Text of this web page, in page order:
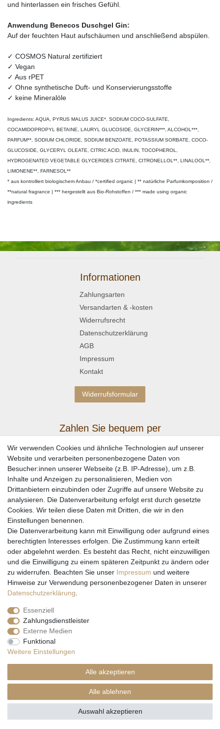
und hinterlassen ein frisches Gefühl.
Anwendung Benecos Duschgel Gin:
Auf der feuchten Haut aufschäumen und anschließend abspülen.
✓ COSMOS Natural zertifiziert
✓ Vegan
✓ Aus rPET
✓ Ohne synthetische Duft- und Konservierungsstoffe
✓ keine Mineralöle
Ingredients: AQUA, PYRUS MALUS JUICE*. SODIUM COCO-SULFATE,
COCAMIDOPROPYL BETAINE, LAURYL GLUCOSIDE, GLYCERIN***, ALCOHOL***,
PARFUM**, SODIUM CHLORIDE, SODIUM BENZOATE, POTASSIUM SORBATE, COCO-
GLUCOSIDE, GLYCERYL OLEATE, CITRIC ACID, INULIN, TOCOPHEROL,
HYDROGENATED VEGETABLE GLYCERIDES CITRATE, CITRONELLOL**, LINALOOL**,
LIMONENE**, FARNESOL**
* aus kontrolliert biologischem Anbau / *certified organic | ** natürliche Parfumkomposition /
**natural fragrance | *** hergestellt aus Bio-Rohstoffen / *** made using organic
ingredients
Informationen
Zahlungsarten
Versandarten & -kosten
Widerrufsrecht
Datenschutzerklärung
AGB
Impressum
Kontakt
Widerrufsformular
Zahlen Sie bequem per
Wir versenden mit
* Alle Preise inkl. gesetzl. Mehrwertsteuer zzgl. Versandkosten und ggf.
Nachnahmegebühren, wenn nicht anders beschrieben
Länder
hier
© Copyright 2026 Natur & Trendshop. Alle Rechte vorbehalten.
Wir verwenden Cookies und ähnliche Technologien auf unserer
Website und verarbeiten personenbezogene Daten von
Besucher:innen unserer Webseite (z.B. IP-Adresse), um z.B.
Inhalte und Anzeigen zu personalisieren, Medien von
Drittanbietern einzubinden oder Zugriffe auf unsere Website zu
analysieren. Die Datenverarbeitung erfolgt erst durch gesetzte
Cookies. Wir teilen diese Daten mit Dritten, die wir in den
Einstellungen benennen.
Die Datenverarbeitung kann mit Einwilligung oder aufgrund eines
berechtigten Interesses erfolgen. Die Zustimmung kann erteilt
oder abgelehnt werden. Es besteht das Recht, nicht einzuwilligen
und die Einwilligung zu einem späteren Zeitpunkt zu ändern oder
zu widerrufen. Beachten Sie unser Impressum und weitere
Hinweise zur Verwendung personenbezogener Daten in unserer
Daten­schutz­erklärung
Essenziell
Zahlungsdienstleister
Externe Medien
Funktional
Weitere Einstellungen
Alle akzeptieren
Alle ablehnen
Auswahl akzeptieren